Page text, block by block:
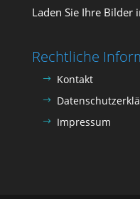
Laden Sie Ihre Bil­der
Rechtliche
Kontakt
Impressum